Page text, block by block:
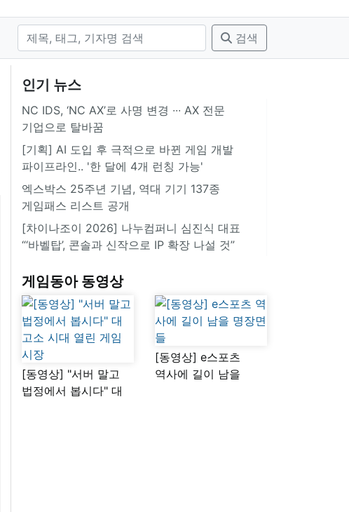
검색
인기 뉴스
NC IDS, ‘NC AX’로 사명 변경 ∙∙∙ AX 전문
기업으로 탈바꿈
[기획] AI 도입 후 극적으로 바뀐 게임 개발
파이프라인.. '한 달에 4개 런칭 가능'
엑스박스 25주년 기념, 역대 기기 137종
게임패스 리스트 공개
[차이나조이 2026] 나누컴퍼니 심진식 대표
“‘바벨탑’, 콘솔과 신작으로 IP 확장 나설 것”
게임동아 동영상
[동영상] "서버 말고
법정에서 봅시다" 대
[동영상] e스포츠
역사에 길이 남을